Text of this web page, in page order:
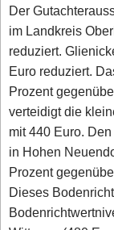
Der
im Landkreis
reduziert.
Euro reduziert.
Prozent
verteidigt die
mit 440 Euro.
in Hohen
Prozent
Dieses